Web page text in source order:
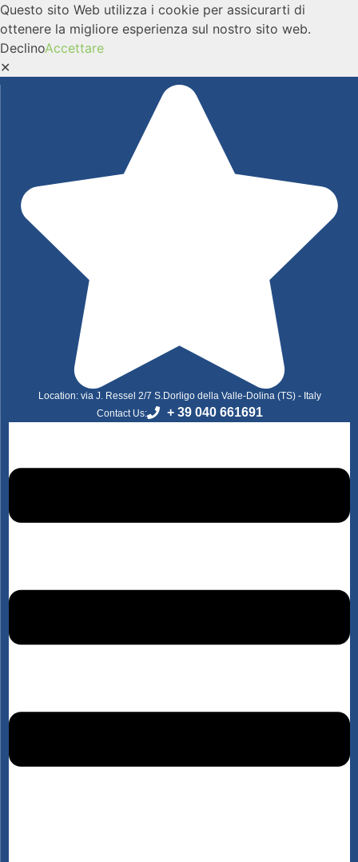
Questo sito Web utilizza i cookie per assicurarti di
ottenere la migliore esperienza sul nostro sito web.
DeclinoAccettare
✕
Location: via J. Ressel 2/7 S.Dorligo della Valle-Dolina (TS) - Italy
Contact Us:
+ 39 040 661691